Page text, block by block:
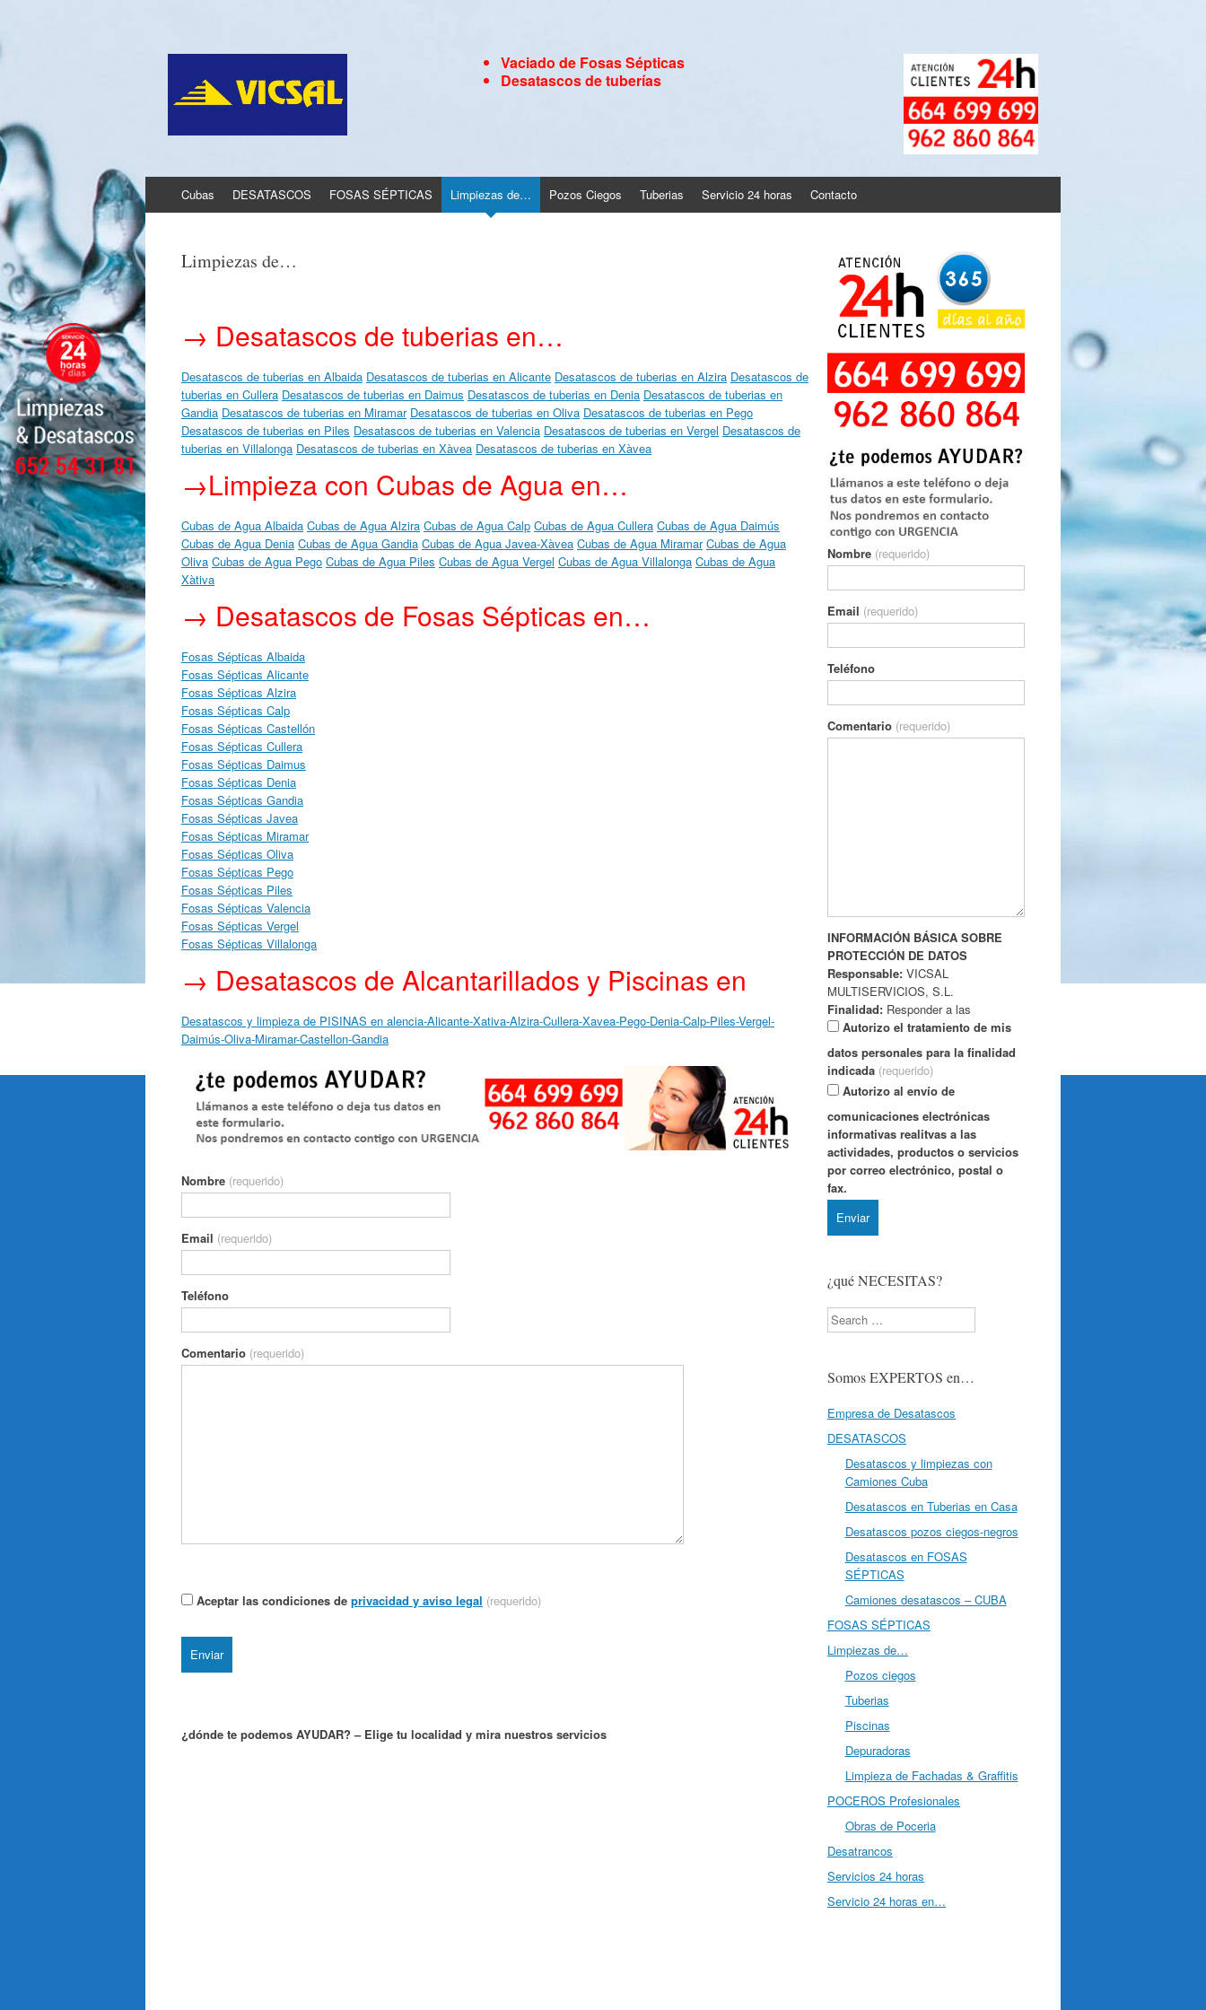
Vaciado de Fosas Sépticas
Desatascos de tuberías
al
Cubas DESATASCOS FOSAS SÉPTICAS Limpiezas de… Pozos Ciegos Tuberias Servicio 24 horas Contacto
Limpiezas de…
→ Desatascos de tuberias en…
Desatascos de tuberias en Albaida Desatascos de tuberias en Alicante Desatascos de tuberias en Alzira Desatascos de
tuberias en Cullera Desatascos de tuberias en Daimus Desatascos de tuberias en Denia Desatascos de tuberias en
Gandia Desatascos de tuberias en Miramar Desatascos de tuberias en Oliva Desatascos de tuberias en Pego
Desatascos de tuberias en Piles Desatascos de tuberias en Valencia Desatascos de tuberias en Vergel Desatascos de
tuberias en Villalonga Desatascos de tuberias en Xàvea Desatascos de tuberias en Xàvea
→Limpieza con Cubas de Agua en…
Cubas de Agua Albaida Cubas de Agua Alzira Cubas de Agua Calp Cubas de Agua Cullera Cubas de Agua Daimús
Cubas de Agua Denia Cubas de Agua Gandia Cubas de Agua Javea-Xàvea Cubas de Agua Miramar Cubas de Agua
Oliva Cubas de Agua Pego Cubas de Agua Piles Cubas de Agua Vergel Cubas de Agua Villalonga Cubas de Agua
Xàtiva
→ Desatascos de Fosas Sépticas en…
Fosas Sépticas Albaida
Fosas Sépticas Alicante
Fosas Sépticas Alzira
Fosas Sépticas Calp
Fosas Sépticas Castellón
Fosas Sépticas Cullera
Fosas Sépticas Daimus
Fosas Sépticas Denia
Fosas Sépticas Gandia
Fosas Sépticas Javea
Fosas Sépticas Miramar
Fosas Sépticas Oliva
Fosas Sépticas Pego
Fosas Sépticas Piles
Fosas Sépticas Valencia
Fosas Sépticas Vergel
Fosas Sépticas Villalonga
→ Desatascos de Alcantarillados y Piscinas en
Desatascos y limpieza de PISINAS en alencia-Alicante-Xativa-Alzira-Cullera-Xavea-Pego-Denia-Calp-Piles-Vergel-
Daimús-Oliva-Miramar-Castellon-Gandia
Nombre (requerido)
Email (requerido)
Teléfono
Comentario (requerido)
Aceptar las condiciones de privacidad y aviso legal (requerido)
¿dónde te podemos AYUDAR? – Elige tu localidad y mira nuestros servicios
Nombre (requerido)
Email (requerido)
Teléfono
Comentario (requerido)
INFORMACIÓN BÁSICA SOBRE
PROTECCIÓN DE DATOS
Responsable: VICSAL
MULTISERVICIOS, S.L.
Finalidad: Responder a las
preguntas y/o consultas formuladas a
través del formulario web de
contacto; facilitar ofertas de los
servicios y/o productos de las
empresas que puedan ser de su
interés.
Derechos:Acceso, rectificación,
supresión y portabilidad de sus datos,
de limitación y oposición a su
tratamiento así como, a no ser objeto
en el tratamiento automatizado de
consultar información adicional y
Privacidad.
Autorizo el tratamiento de mis
datos personales para la finalidad
indicada (requerido)
Autorizo al envío de
comunicaciones electrónicas
informativas realitvas a las
actividades, productos o servicios
por correo electrónico, postal o
fax.
¿qué NECESITAS?
Search
Somos EXPERTOS en…
Empresa de Desatascos
DESATASCOS
Desatascos y limpiezas con
Camiones Cuba
Desatascos en Tuberias en Casa
Desatascos pozos ciegos-negros
Desatascos en FOSAS
SÉPTICAS
Camiones desatascos – CUBA
FOSAS SÉPTICAS
Limpiezas de…
Pozos ciegos
Tuberias
Piscinas
Depuradoras
Limpieza de Fachadas & Graffitis
POCEROS Profesionales
Obras de Poceria
Desatrancos
Servicios 24 horas
Servicio 24 horas en…